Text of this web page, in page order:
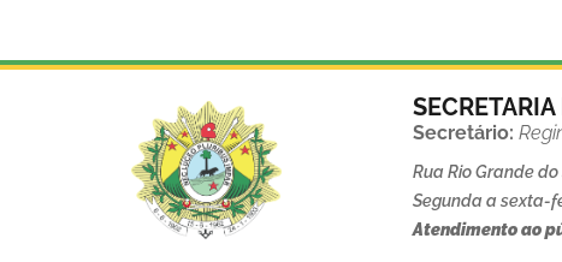
Secretário:
Rua Rio Grande do
Segunda a sexta-
Atendimento ao